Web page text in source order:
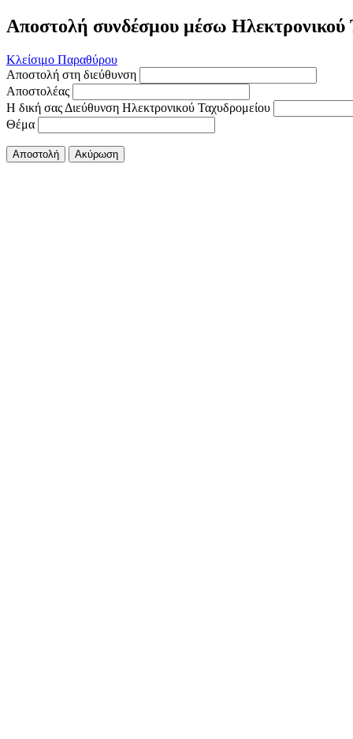
Αποστολή συνδέσμου μέσω Ηλεκτρονικού
Κλείσιμο Παραθύρου
Αποστολή στη διεύθυνση
Αποστολέας
Η δική σας Διεύθυνση Ηλεκτρονικού Ταχυδρομείου
Θέμα
Αποστολή Ακύρωση